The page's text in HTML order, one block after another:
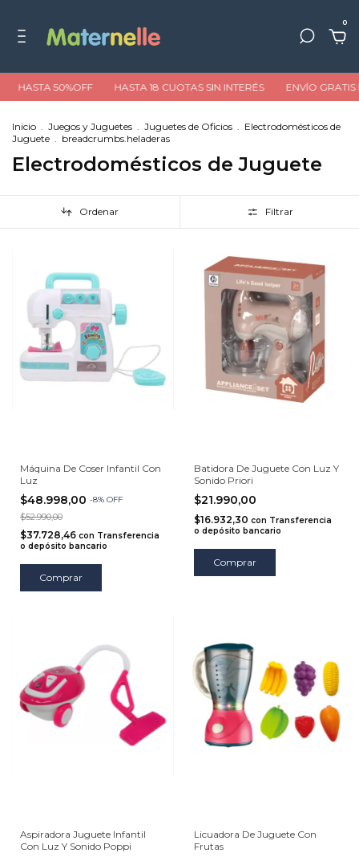
0
HASTA 50%OFF HASTA 18 CUOTAS SIN INTERÉS ENVÍO GRATIS
Inicio . Juegos y Juguetes . Juguetes de Oficios . Electrodomésticos de
Juguete . breadcrumbs.heladeras
Electrodomésticos de Juguete
Ordenar Filtrar
Máquina De Coser Infantil Con
Luz
$48.998,00 -8% OFF
$52.990,00
$37.728,46 con Transferencia
o depósito bancario
Batidora De Juguete Con Luz Y
Sonido Priori
$21.990,00
$16.932,30 con Transferencia
o depósito bancario
Aspiradora Juguete Infantil
Con Luz Y Sonido Poppi
Licuadora De Juguete Con
Frutas